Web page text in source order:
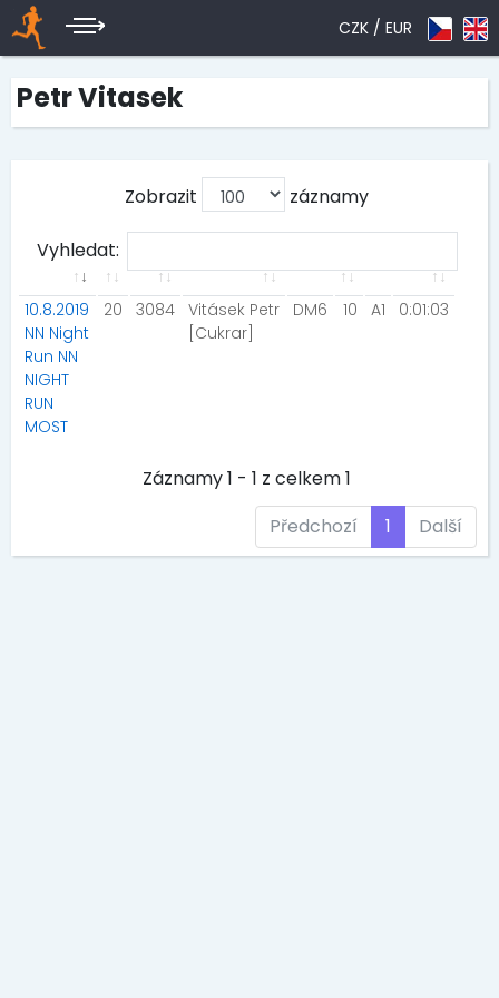
CZK / EUR
Petr Vitasek
Zobrazit záznamy
Vyhledat:
10.8.2019
NN Night
Run NN
NIGHT
RUN
MOST
20 3084 Vitásek Petr
[Cukrar]
DM6 10 A1 0:01:03
Záznamy 1 - 1 z celkem 1
Předchozí
1 Další